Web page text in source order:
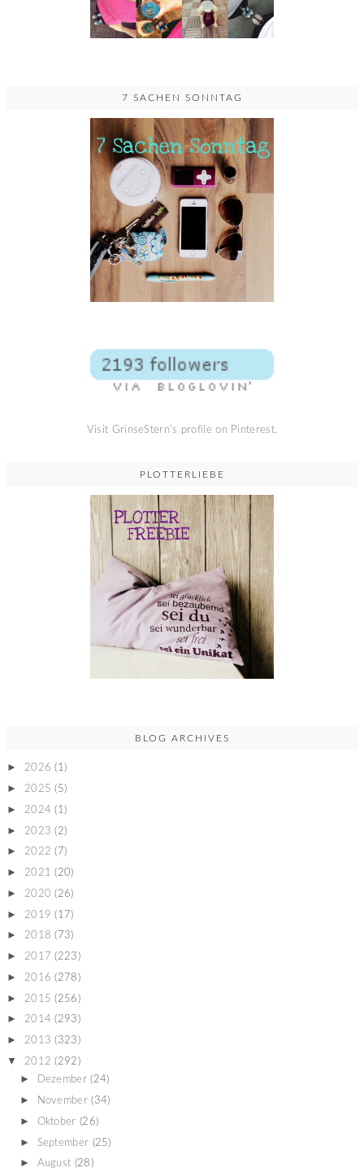
7 SACHEN SONNTAG
Visit GrinseStern's profile on Pinterest.
PLOTTERLIEBE
BLOG ARCHIVES
► 2026 (1)
► 2025 (5)
► 2024 (1)
► 2023 (2)
► 2022 (7)
► 2021 (20)
► 2020 (26)
► 2019 (17)
► 2018 (73)
► 2017 (223)
► 2016 (278)
► 2015 (256)
► 2014 (293)
► 2013 (323)
▼ 2012 (292)
► Dezember (24)
► November (34)
► Oktober (26)
► September (25)
► August (28)